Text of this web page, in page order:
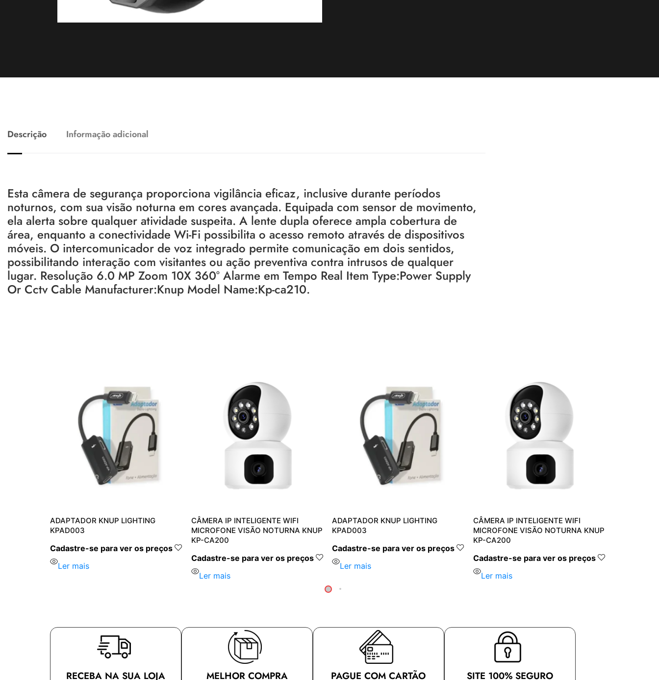
Descrição Informação adicional
Esta câmera de segurança proporciona vigilância eficaz, inclusive durante períodos
noturnos, com sua visão noturna em cores avançada. Equipada com sensor de movimento,
ela alerta sobre qualquer atividade suspeita. A lente dupla oferece ampla cobertura de
área, enquanto a conectividade Wi-Fi possibilita o acesso remoto através de dispositivos
móveis. O intercomunicador de voz integrado permite comunicação em dois sentidos,
possibilitando interação com visitantes ou ação preventiva contra intrusos de qualquer
lugar. Resolução 6.0 MP Zoom 10X 360° Alarme em Tempo Real Item Type:Power Supply
Or Cctv Cable Manufacturer:Knup Model Name:Kp-ca210.
ADAPTADOR KNUP LIGHTING
KPAD003
Cadastre-se para ver os preços
Ler mais
CÂMERA IP INTELIGENTE WIFI
MICROFONE VISÃO NOTURNA KNUP
KP-CA200
Cadastre-se para ver os preços
Ler mais
ADAPTADOR KNUP LIGHTING
KPAD003
Cadastre-se para ver os preços
Ler mais
CÂMERA IP INTELIGENTE WIFI
MICROFONE VISÃO NOTURNA KNUP
KP-CA200
Cadastre-se para ver os preços
Ler mais
RECEBA NA SUA LOJA MELHOR COMPRA PAGUE COM CARTÃO SITE 100% SEGURO